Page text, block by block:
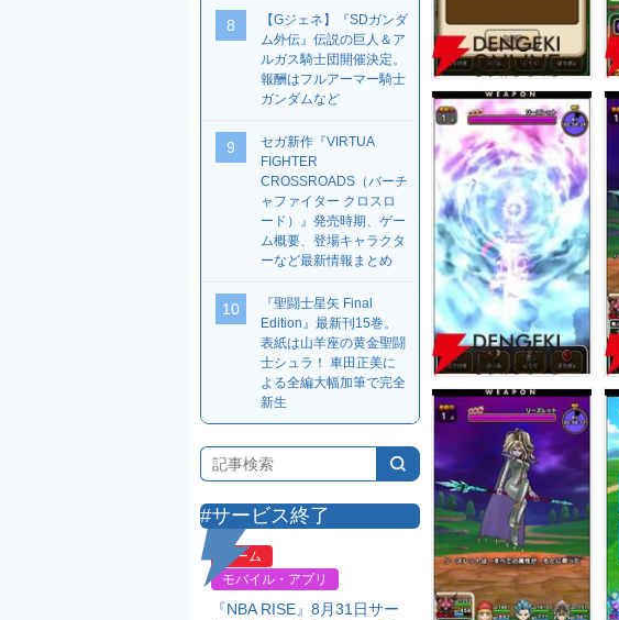
8
【Gジェネ】『SDガンダ
ム外伝』伝説の巨人＆ア
ルガス騎士団開催決定。
報酬はフルアーマー騎士
ガンダムなど
9
セガ新作『VIRTUA
FIGHTER
CROSSROADS（バーチ
ャファイター クロスロ
ード）』発売時期、ゲー
ム概要、登場キャラクタ
ーなど最新情報まとめ
10
『聖闘士星矢 Final
Edition』最新刊15巻。
表紙は山羊座の黄金聖闘
士シュラ！ 車田正美に
よる全編大幅加筆で完全
新生
#サービス終了
ゲーム
モバイル・アプリ
『NBA RISE』8月31日サー